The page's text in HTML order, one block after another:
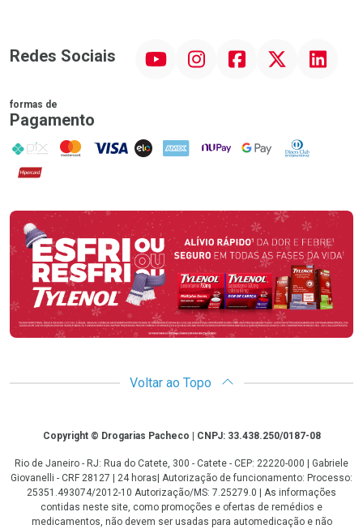
Redes Sociais InstagramFacebookTwitter Linkedin
formas de
Pagamento
PIX MasterCard
VISA ELO AMEX NuPay Google PayDiners Club
Hipercard
Promoção em Destaque
Voltar ao Topo
CopyrightCopyright © Drogarias Pacheco | CNPJ: 33.438.250/0187-08
Rio de Janeiro - RJ: Rua do Catete, 300 - Catete - CEP: 22220-000 | Gabriele
Giovanelli - CRF 28127 | 24 horas| Autorização de funcionamento: Processo:
25351.493074/2012-10 Autorização/MS: 7.25279.0 | As informações
contidas neste site, como promoções e ofertas de remédios e
medicamentos, não devem ser usadas para automedicação e não